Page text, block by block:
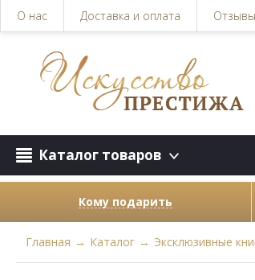
О нас Доставка и оплата Отзывы
Каталог товаров
Кому подарить
Главная → Каталог → Эксклюзивные